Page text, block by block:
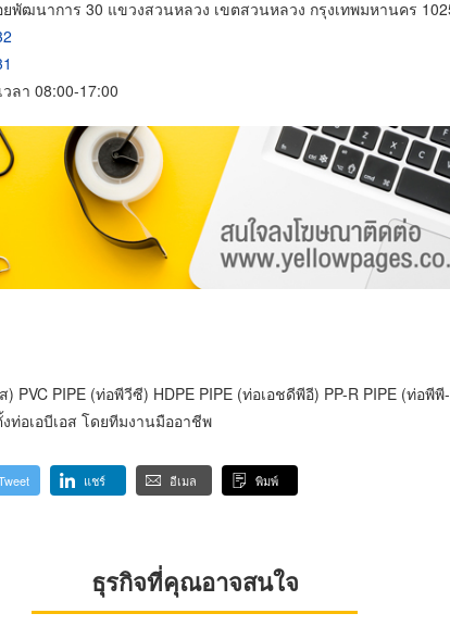
พัฒนาการ 30 แขวงสวนหลวง เขตสวนหลวง กรุงเทพมหานคร
ลา 08:00-17:00
) PVC PIPE (ท่อพีวีซี) HDPE PIPE (ท่อเอชดีพีอี) PP-R PIPE (ท่อพี
ท่อเอบีเอส โดยทีมงานมืออาชีพ
แชร์ อีเมล พิมพ์
ธุรกิจที่คุณอาจสนใจ